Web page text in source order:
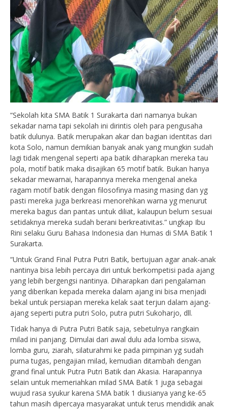
“Sekolah kita SMA Batik 1 Surakarta dari namanya bukan
sekadar nama tapi sekolah ini dirintis oleh para pengusaha
batik dulunya. Batik merupakan akar dan bagian identitas dari
kota Solo, namun demikian banyak anak yang mungkin sudah
lagi tidak mengenal seperti apa batik diharapkan mereka tau
pola, motif batik maka disajikan 65 motif batik. Bukan hanya
sekadar mewarnai, harapannya mereka mengenal aneka
ragam motif batik dengan filosofinya masing masing dan yg
pasti mereka juga berkreasi menorehkan warna yg menurut
mereka bagus dan pantas untuk diliat, kalaupun belum sesuai
setidaknya mereka sudah berani berkreativitas.” ungkap Ibu
Rini selaku Guru Bahasa Indonesia dan Humas di SMA Batik 1
Surakarta.
“Untuk Grand Final Putra Putri Batik, bertujuan agar anak-anak
nantinya bisa lebih percaya diri untuk berkompetisi pada ajang
yang lebih bergengsi nantinya. Diharapkan dari pengalaman
yang diberikan kepada mereka dalam ajang ini bisa menjadi
bekal untuk persiapan mereka kelak saat terjun dalam ajang-
ajang seperti putra putri Solo, putra putri Sukoharjo, dll.
Tidak hanya di Putra Putri Batik saja, sebetulnya rangkain
milad ini panjang. Dimulai dari awal dulu ada lomba siswa,
lomba guru, ziarah, silaturahmi ke pada pimpinan yg sudah
purna tugas, pengajian milad, kemudian ditambah dengan
grand final untuk Putra Putri Batik dan Akasia. Harapannya
selain untuk memeriahkan milad SMA Batik 1 juga sebagai
wujud rasa syukur karena SMA batik 1 diusianya yang ke-65
tahun masih dipercaya masyarakat untuk terus mendidik anak